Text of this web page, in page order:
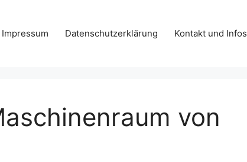
Impressum Datenschutzerklärung Kontakt und Infos
von